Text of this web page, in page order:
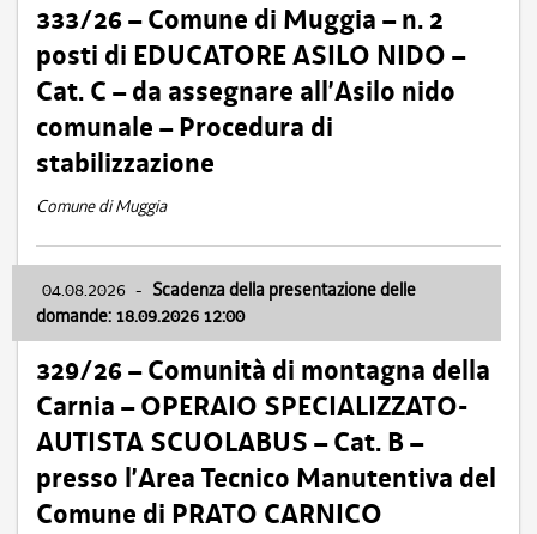
333/26 – Comune di Muggia – n. 2
posti di EDUCATORE ASILO NIDO –
Cat. C – da assegnare all’Asilo nido
comunale – Procedura di
stabilizzazione
Comune di Muggia
04.08.2026 - Scadenza della presentazione delle
domande: 18.09.2026 12:00
329/26 – Comunità di montagna della
Carnia – OPERAIO SPECIALIZZATO-
AUTISTA SCUOLABUS – Cat. B –
presso l’Area Tecnico Manutentiva del
Comune di PRATO CARNICO